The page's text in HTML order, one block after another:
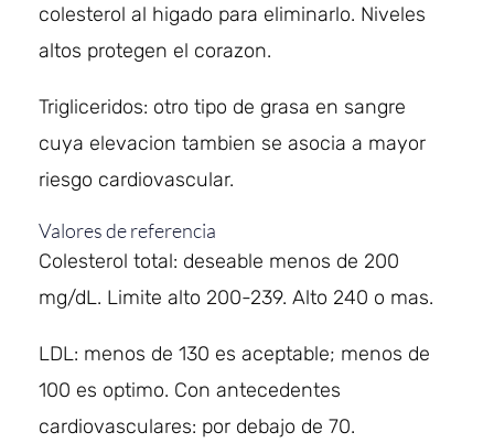
colesterol al higado para eliminarlo. Niveles
altos protegen el corazon.
Trigliceridos: otro tipo de grasa en sangre
cuya elevacion tambien se asocia a mayor
riesgo cardiovascular.
Valores de referencia
Colesterol total: deseable menos de 200
mg/dL. Limite alto 200-239. Alto 240 o mas.
LDL: menos de 130 es aceptable; menos de
100 es optimo. Con antecedentes
cardiovasculares: por debajo de 70.